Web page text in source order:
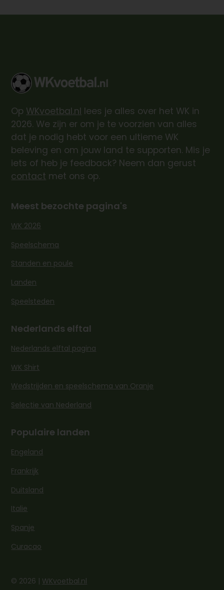
Op WKvoetbal.nl lees je alles over het WK in
2026. We zijn er om je te voorzien van alles
dat je nodig hebt voor een ultieme WK
beleving en om jouw land te supporten. Mis je
iets of heb je feedback? Neem dan gerust
contact met ons op.
Meest bezochte pagina's
WK 2026
Speelschema
Standen en poule
Landen
Speelsteden
Nederlands elftal
Nederlands elftal pagina
WK Shirt
Wedstrijden en speelschema van Oranje
Selectie van Nederland
Populaire landen
Engeland
Frankrijk
Duitsland
Italie
Spanje
Curacao
© 2026 | WKvoetbal.nl